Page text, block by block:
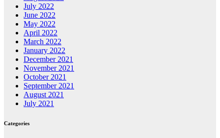
July 2022
June 2022
May 2022
April 2022
March 2022
January 2022
December 2021
November 2021
October 2021
September 2021
August 2021
July 2021
Categories